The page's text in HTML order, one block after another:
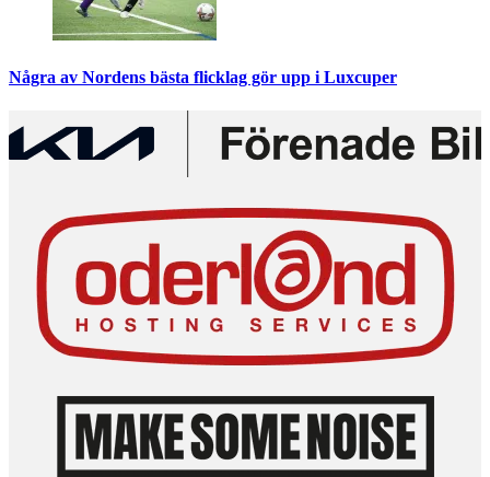
Några av Nordens bästa flicklag gör upp i Luxcuper